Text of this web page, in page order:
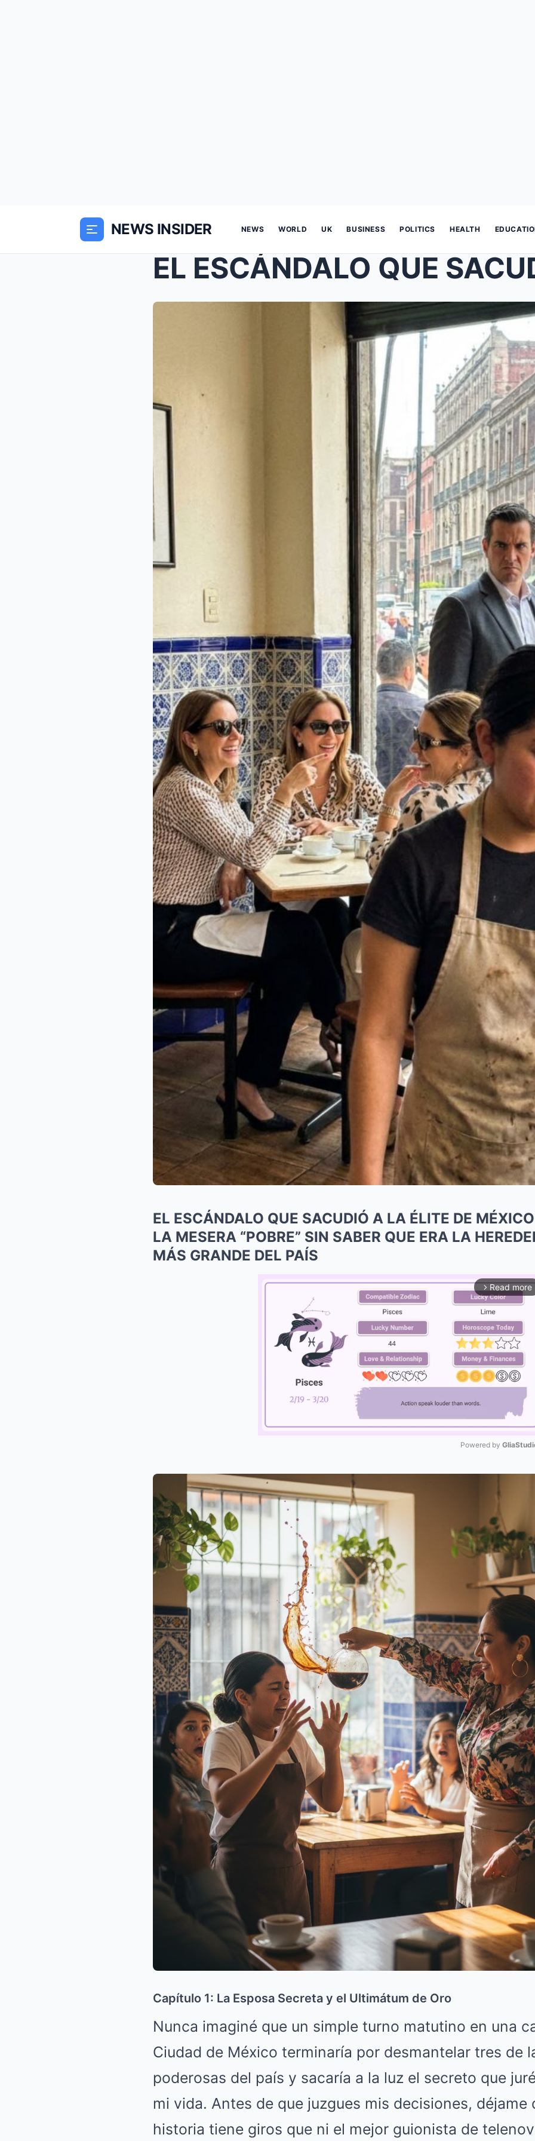
NEWS INSIDER NEWS WORLD UK BUSINESS POLITICS HEALTH
EL ESCÁNDALO QUE SACUDIÓ A LA ÉLITE DE
LA MESERA “POBRE” SIN SABER QUE ERA LA
MÁS GRANDE DEL PAÍS
arrow_forward_ios Read more
Powered by
Capítulo 1: La Esposa Secreta y el Ultimátum de Oro
Nunca imaginé que un simple turno matutino en una
Ciudad de México terminaría por desmantelar tres de
poderosas del país y sacaría a la luz el secreto que
mi vida. Antes de que juzgues mis decisiones, déjame
historia tiene giros que ni el mejor guionista de